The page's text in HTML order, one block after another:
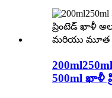
500ml ఖాళీ